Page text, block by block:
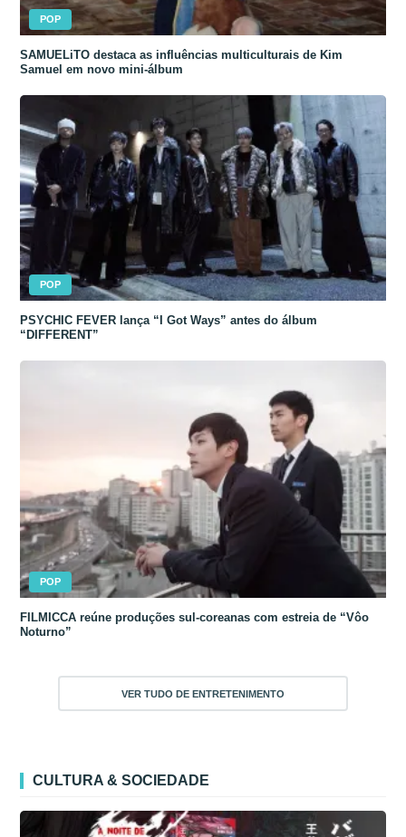
POP
SAMUELiTO destaca as influências multiculturais de Kim
Samuel em novo mini-álbum
POP
PSYCHIC FEVER lança “I Got Ways” antes do álbum
“DIFFERENT”
POP
FILMICCA reúne produções sul-coreanas com estreia de “Vôo
Noturno”
VER TUDO DE ENTRETENIMENTO
CULTURA & SOCIEDADE